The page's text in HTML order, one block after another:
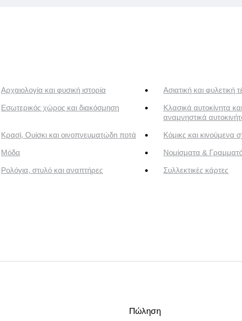
Αρχαιολογία και φυσική ιστορία Ασιατική και φυλετική
Εσωτερικός χώρος και διακόσμηση
Κλασικά αυτοκίνητα
αναμνηστικά
Κρασί, Ουίσκι και οινοπνευματώδη ποτά Κόμικς και κινούμενα
Μόδα Νομίσματα &
Ρολόγια, στυλό και αναπτήρες Συλλεκτικές κάρτες
Πώληση